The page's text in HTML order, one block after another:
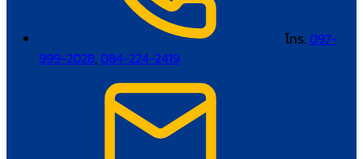
โทร. 097-
999-2028,084-224-2419